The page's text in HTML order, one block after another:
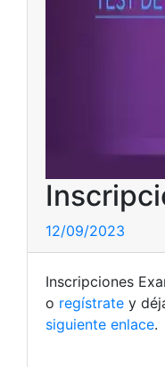
12/09/2023
Inscripciones
o regístrate y
siguiente enlace.